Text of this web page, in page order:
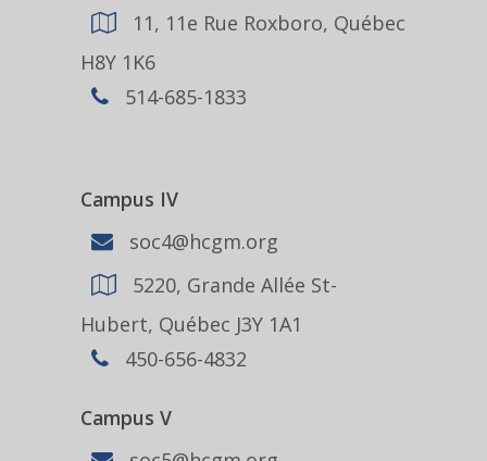
11, 11e Rue Roxboro, Québec
H8Y 1K6
514-685-1833
Campus IV
soc4@hcgm.org
5220, Grande Allée St-
Hubert, Québec J3Y 1A1
450-656-4832
Campus V